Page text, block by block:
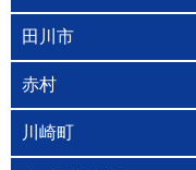
田川市
赤村
川崎町